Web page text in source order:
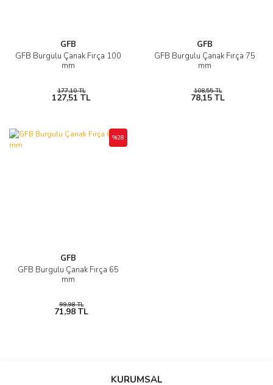
GFB
GFB Burgulu Çanak Fırça 100
mm
177,10 TL
127,51 TL
GFB
GFB Burgulu Çanak Fırça 75
mm
108,55 TL
78,15 TL
GFB
GFB Burgulu Çanak Fırça 65
mm
%28
99,98 TL
71,98 TL
KURUMSAL